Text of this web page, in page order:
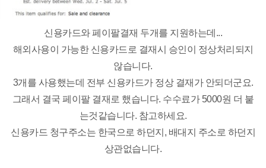
신용카드와 페이팔결재 두개를 지원하는데...
해외사용이 가능한 신용카드로 결재시 승인이 정상처리되지
않습니다.
3개를 사용했는데 전부 신용카드가 정상 결재가 안되더군요.
그래서 결국 페이팔 결재로 했습니다. 수수료가 5000원 더 붙
는것같습니다. 참고하세요.
신용카드 청구주소는 한국으로 하던지, 배대지 주소로 하던지
상관없습니다.